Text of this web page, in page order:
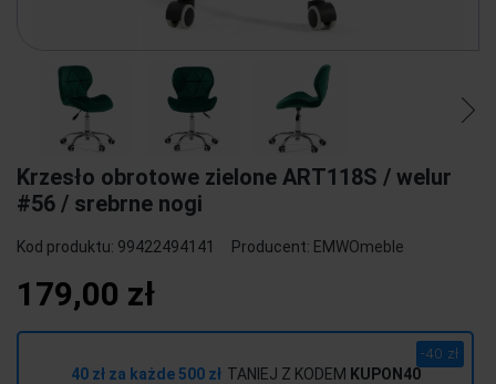
Krzesło obrotowe zielone ART118S / welur
#56 / srebrne nogi
Kod produktu: 99422494141 Producent: EMWOmeble
179,00 zł
40 zł za każde 500 zł TANIEJ Z KODEM KUPON40
-40 zł